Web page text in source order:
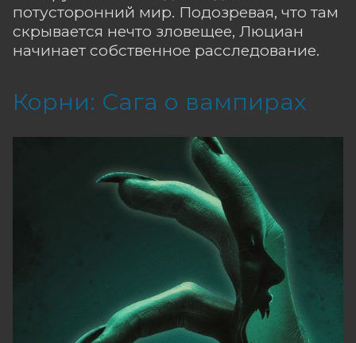
потусторонний мир. Подозревая, что там
скрывается нечто зловещее, Люциан
начинает собственное расследование.
Корни: Сага о вампирах